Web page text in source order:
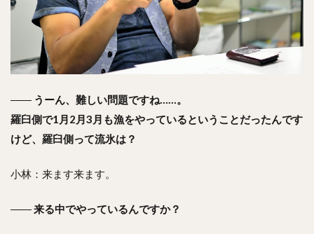
―― うーん、難しい問題ですね……。
羅臼側で1月2月3月も漁をやっているということだったんです
けど、羅臼側って流氷は？
小林：来ます来ます。
――来る中でやっているんですか？